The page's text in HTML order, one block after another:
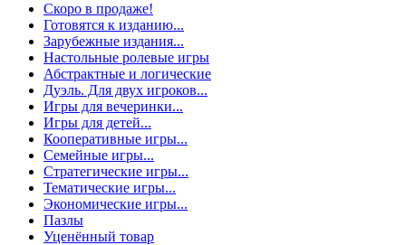
Скоро в продаже!
Готовятся к изданию...
Зарубежные издания...
Настольные ролевые игры
Абстрактные и логические
Дуэль. Для двух игроков...
Игры для вечеринки...
Игры для детей...
Кооперативные игры...
Семейные игры...
Стратегические игры...
Тематические игры...
Экономические игры...
Пазлы
Уценённый товар